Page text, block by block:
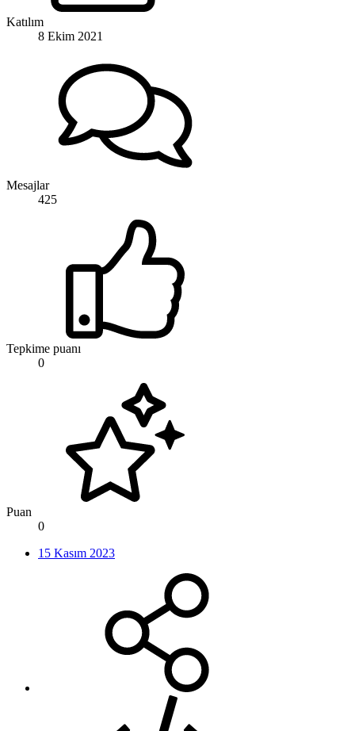
Katılım
8 Ekim 2021
Mesajlar
425
Tepkime puanı
0
Puan
0
15 Kasım 2023